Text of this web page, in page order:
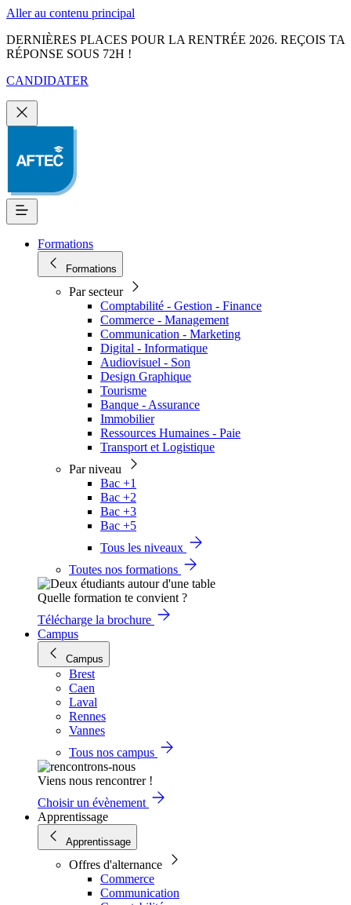
Aller au contenu principal
DERNIÈRES PLACES POUR LA RENTRÉE 2026. REÇOIS TA
RÉPONSE SOUS 72H !
CANDIDATER
Formations
Formations
Par secteur
Comptabilité - Gestion - Finance
Commerce - Management
Communication - Marketing
Digital - Informatique
Audiovisuel - Son
Design Graphique
Tourisme
Banque - Assurance
Immobilier
Ressources Humaines - Paie
Transport et Logistique
Par niveau
Bac +1
Bac +2
Bac +3
Bac +5
Tous les niveaux
Toutes nos formations
Quelle formation te convient ?
Télécharge la brochure
Campus
Campus
Brest
Caen
Laval
Rennes
Vannes
Tous nos campus
Viens nous rencontrer !
Choisir un évènement
Apprentissage
Apprentissage
Offres d'alternance
Commerce
Communication